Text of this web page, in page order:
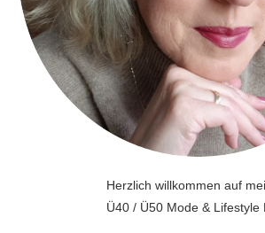
Herzlich willkommen auf
Ü40 / Ü50 Mode & Lifestyle